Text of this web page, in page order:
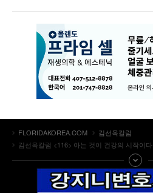
FLORIDAKOREA.COM
김선옥칼럼
김선옥칼럼 <116> 아는 것이 건강의 시작이다